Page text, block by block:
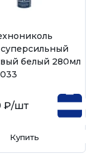
белый 280мл
₽/шт
Купить